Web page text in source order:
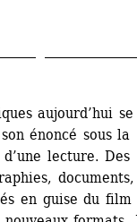
aujourd’hui se
énoncé sous la
lecture. Des
documents,
en guise du film